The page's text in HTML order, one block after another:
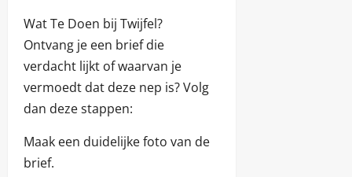
Wat Te Doen bij Twijfel?
Ontvang je een brief die
verdacht lijkt of waarvan je
vermoedt dat deze nep is? Volg
dan deze stappen:
Maak een duidelijke foto van de
brief.